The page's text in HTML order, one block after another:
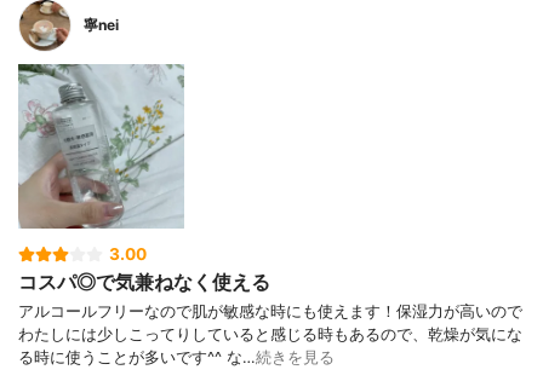
寧nei
3.00
コスパ◎で気兼ねなく使える
アルコールフリーなので肌が敏感な時にも使えます！保湿力が高いので
わたしには少しこってりしていると感じる時もあるので、乾燥が気にな
る時に使うことが多いです^^ な…続きを見る